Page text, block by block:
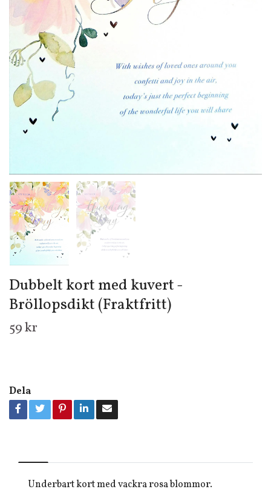
Dubbelt kort med kuvert -
Bröllopsdikt (Fraktfritt)
59 kr
Dela
Underbart kort med vackra rosa blommor.